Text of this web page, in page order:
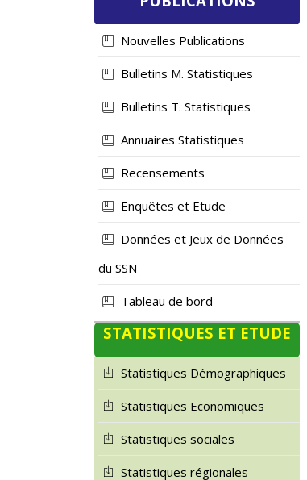
Nouvelles Publications
Bulletins M. Statistiques
Bulletins T. Statistiques
Annuaires Statistiques
Recensements
Enquêtes et Etude
Données et Jeux de Données
du SSN
Tableau de bord
STATISTIQUES ET ETUDE
Statistiques Démographiques
Statistiques Economiques
Statistiques sociales
Statistiques régionales